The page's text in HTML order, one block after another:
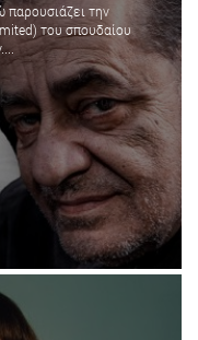
την
του σπουδαίου